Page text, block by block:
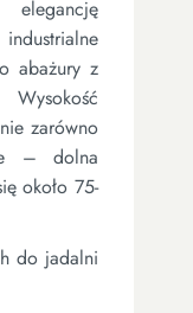
abażury z
zarówno
– dolna
około 75-
do jadalni